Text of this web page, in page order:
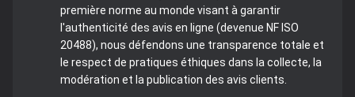
première norme au monde visant à garantir
l'authenticité des avis en ligne (devenue NF ISO
20488), nous défendons une transparence totale et
le respect de pratiques éthiques dans la collecte, la
modération et la publication des avis clients.